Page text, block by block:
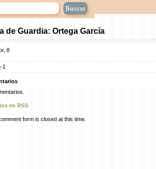
de Guardia: Ortega García
8
1
en RSS
form is closed at this time.